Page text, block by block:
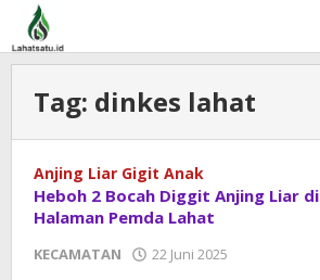
Lewati
konten
Tag: dinkes lahat
Anjing Liar Gigit Anak
Heboh 2 Bocah Diggit Anjing Liar di
Halaman Pemda Lahat
KECAMATAN 22 Juni 2025